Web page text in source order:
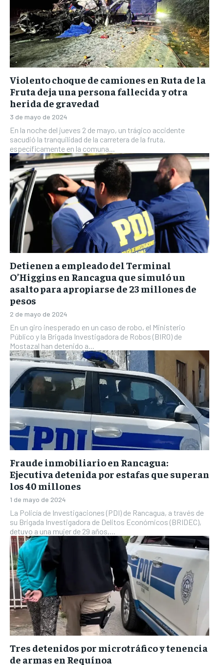
Violento choque de camiones en Ruta de la
Fruta deja una persona fallecida y otra
herida de gravedad
3 de mayo de 2024
En la noche del jueves 2 de mayo, un trágico accidente
sacudió la tranquilidad de la carretera de la fruta,
específicamente en la comuna...
Detienen a empleado del Terminal
O’Higgins en Rancagua que simuló un
asalto para apropiarse de 23 millones de
pesos
2 de mayo de 2024
En un giro inesperado en un caso de robo, el Ministerio
Público y la Brigada Investigadora de Robos (BIRO) de
Mostazal han detenido a...
Fraude inmobiliario en Rancagua:
Ejecutiva detenida por estafas que superan
los 40 millones
1 de mayo de 2024
La Policía de Investigaciones (PDI) de Rancagua, a través de
su Brigada Investigadora de Delitos Económicos (BRIDEC),
detuvo a una mujer de 29 años,...
Tres detenidos por microtráfico y tenencia
de armas en Requínoa